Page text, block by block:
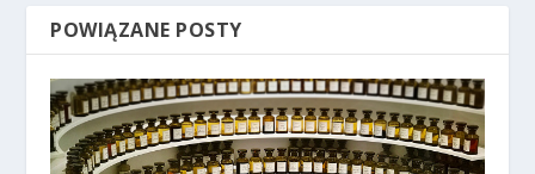
POWIĄZANE POSTY